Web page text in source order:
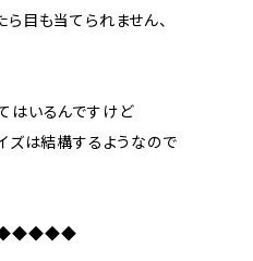
目も当てられません、
はいるんですけど
ズは結構するようなので